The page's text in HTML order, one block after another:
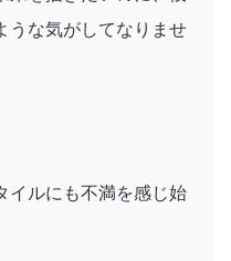
うな気がしてなりませ
イルにも不満を感じ始